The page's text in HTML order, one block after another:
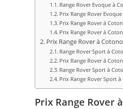
Range Rover Evoque à
Prix Range Rover
Prix Range Rover à
Prix Range Rover à
Prix Range Rover à
Range Rover Sport à
Prix Range Rover à
Range Rover Sport à
Prix Range Rover Sport
Prix Range Rover